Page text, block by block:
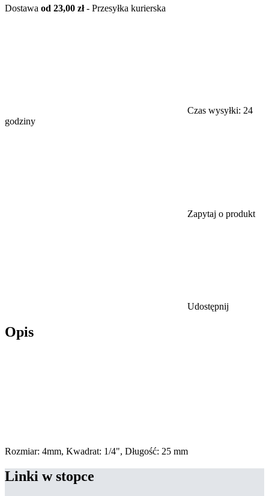
Dostawa od 23,00 zł- Przesyłka kurierska
Czas wysyłki: 24
godziny
Zapytaj o produkt
Udostępnij
Opis
Rozmiar: 4mm, Kwadrat: 1/4", Długość: 25 mm
Linki w stopce